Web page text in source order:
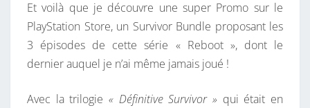
Et voilà que je découvre une super Promo sur le
PlayStation Store, un Survivor Bundle proposant les
3 épisodes de cette série « Reboot », dont le
dernier auquel je n’ai même jamais joué !
Avec la trilogie « Définitive Survivor » qui était en